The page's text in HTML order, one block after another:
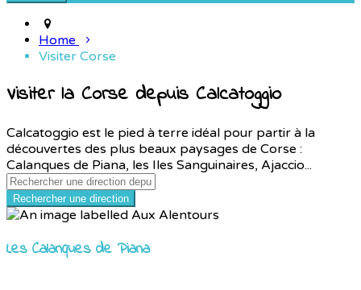
Home
Visiter Corse
Visiter la Corse depuis Calcatoggio
Calcatoggio est le pied à terre idéal pour partir à la
découvertes des plus beaux paysages de Corse :
Calanques de Piana, les Iles Sanguinaires, Ajaccio...
Rechercher une direction
Les Calanques de Piana